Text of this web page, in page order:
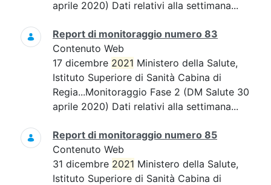
aprile 2020) Dati relativi alla settimana...
Report di monitoraggio numero 83
Contenuto Web
17 dicembre 2021 Ministero della Salute,
Istituto Superiore di Sanità Cabina di
Regia...Monitoraggio Fase 2 (DM Salute 30
aprile 2020) Dati relativi alla settimana...
Report di monitoraggio numero 85
Contenuto Web
31 dicembre 2021 Ministero della Salute,
Istituto Superiore di Sanità Cabina di